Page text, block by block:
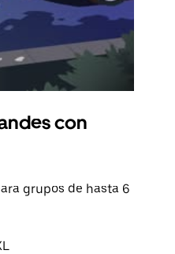
con
grupos de hasta 6